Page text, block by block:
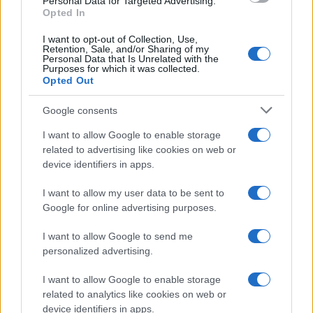
Opted In
I want to opt-out of Collection, Use,
Retention, Sale, and/or Sharing of my
Personal Data that Is Unrelated with the
Purposes for which it was collected.
Opted Out
Google consents
I want to allow Google to enable storage
related to advertising like cookies on web or
device identifiers in apps.
I want to allow my user data to be sent to
Google for online advertising purposes.
I want to allow Google to send me
personalized advertising.
I want to allow Google to enable storage
related to analytics like cookies on web or
device identifiers in apps.